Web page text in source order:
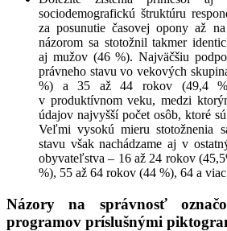
sociodemografickú štruktúru
za posunutie časovej opony až
názorom sa stotožnil takmer
aj mužov (46 %). Najväčšiu
právneho stavu vo vekových
%) a 35 až 44 rokov (49,4
v produktívnom veku, medzi
údajov najvyšší počet osôb, ktoré
Veľmi vysokú mieru stotožnenia
stavu však nachádzame aj v
obyvateľstva – 16 až 24 rokov
%), 55 až 64 rokov (44 %), 64 a
Názory na správnosť
programov príslušnými